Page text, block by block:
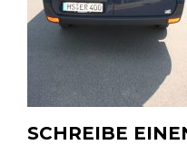
SCHREIBE